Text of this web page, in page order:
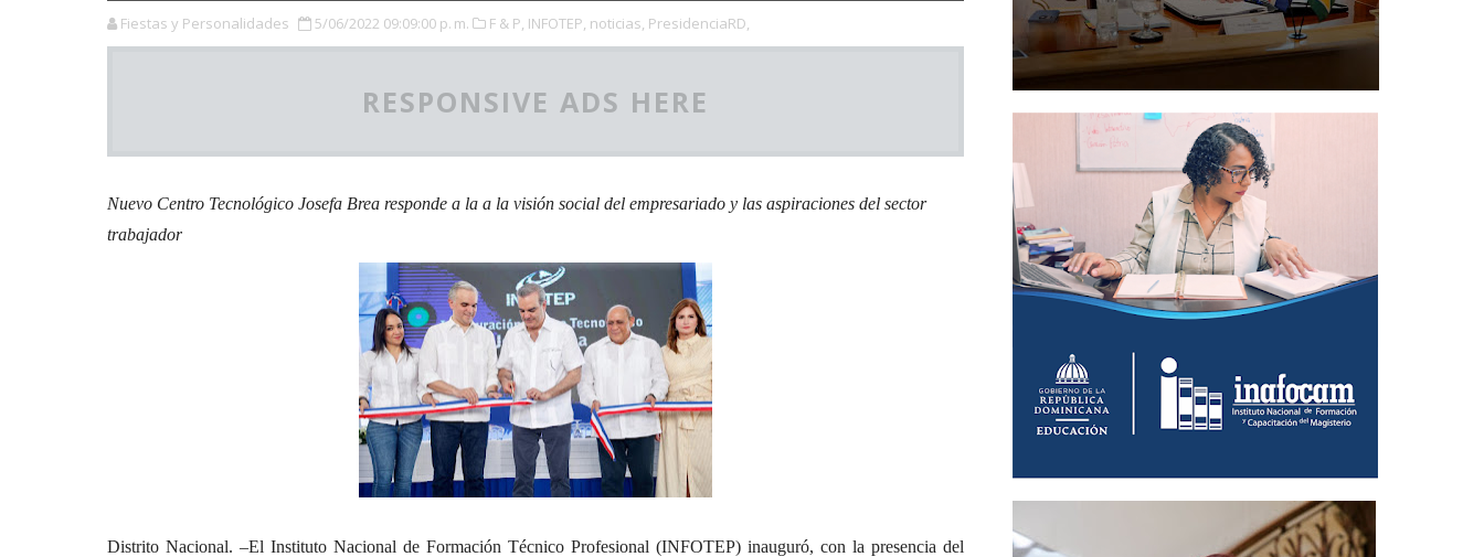
Fiestas y Personalidades 5/06/2022 09:09:00 p. m. F & P, INFOTEP, noticias, PresidenciaRD,
RESPONSIVE ADS HERE
Nuevo Centro Tecnológico Josefa Brea responde a la a la visión social del empresariado y las aspiraciones del sector
trabajador
Distrito Nacional. –El Instituto Nacional de Formación Técnico Profesional (INFOTEP) inauguró, con la presencia del